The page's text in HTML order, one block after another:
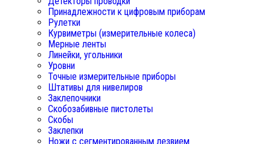
Принадлежности к цифровым приборам
Рулетки
Курвиметры (измерительные колеса)
Мерные ленты
Линейки, угольники
Уровни
Точные измерительные приборы
Штативы для нивелиров
Заклепочники
Скобозабивные пистолеты
Скобы
Заклепки
Ножи с сегментированным лезвием